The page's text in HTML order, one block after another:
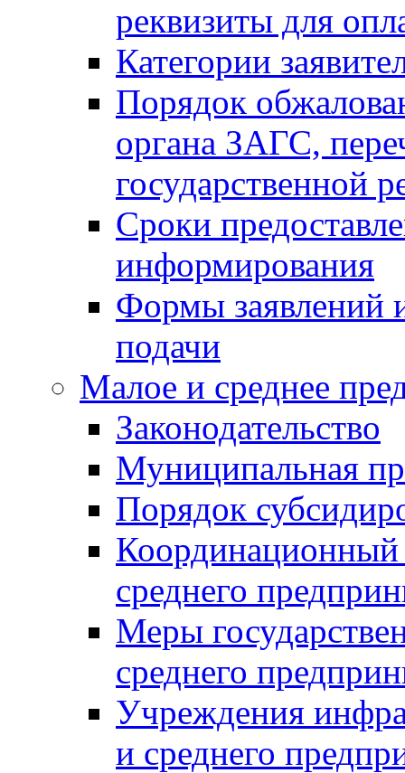
реквизиты для
Категории
Порядок
органа ЗАГС,
государственной
Сроки
информирования
Формы заявлений
подачи
Малое и среднее
Законодательство
Муниципальная
Порядок
Координационный
среднего
Меры
среднего
Учреждения
и среднего